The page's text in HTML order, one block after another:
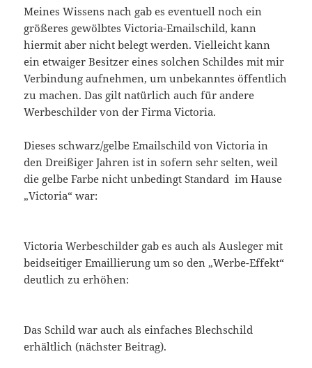
Meines Wissens nach gab es eventuell noch ein
größeres gewölbtes Victoria-Emailschild, kann
hiermit aber nicht belegt werden. Vielleicht kann
ein etwaiger Besitzer eines solchen Schildes mit mir
Verbindung aufnehmen, um unbekanntes öffentlich
zu machen. Das gilt natürlich auch für andere
Werbeschilder von der Firma Victoria.
Dieses schwarz/gelbe Emailschild von Victoria in
den Dreißiger Jahren ist in sofern sehr selten, weil
die gelbe Farbe nicht unbedingt Standard im Hause
„Victoria“ war:
Victoria Werbeschilder gab es auch als Ausleger mit
beidseitiger Emaillierung um so den „Werbe-Effekt“
deutlich zu erhöhen:
Das Schild war auch als einfaches Blechschild
erhältlich (nächster Beitrag).